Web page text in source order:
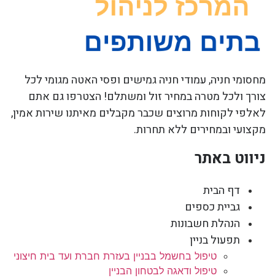
מחסומי חניה, עמודי חניה גמישים ופסי האטה מגומי לכל
צורך ולכל מטרה במחיר זול ומשתלם! הצטרפו גם אתם
לאלפי לקוחות מרוצים שכבר מקבלים מאיתנו שירות אמין,
מקצועי ובמחירים ללא תחרות.
ניווט באתר
דף הבית
גביית כספים
הנהלת חשבונות
תפעול בניין
טיפול בחשמל בבניין בעזרת חברת ועד בית חיצוני
טיפול ודאגה לבטחון הבניין